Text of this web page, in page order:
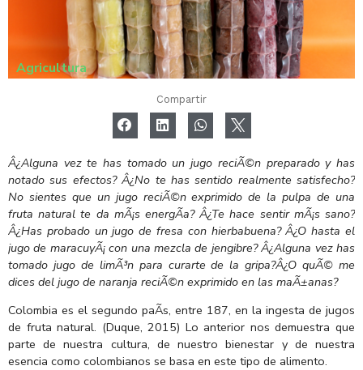
Agricultura
Compartir
Â¿Alguna vez te has tomado un jugo reciÃ©n preparado y has
notado sus efectos? Â¿No te has sentido realmente satisfecho?
No sientes que un jugo reciÃ©n exprimido de la pulpa de una
fruta natural te da mÃ¡s energÃ­a? Â¿Te hace sentir mÃ¡s sano?
Â¿Has probado un jugo de fresa con hierbabuena? Â¿O hasta el
jugo de maracuyÃ¡ con una mezcla de jengibre? Â¿Alguna vez has
tomado jugo de limÃ³n para curarte de la gripa?Â¿O quÃ© me
dices del jugo de naranja reciÃ©n exprimido en las maÃ±anas?
Colombia es el segundo paÃ­s, entre 187, en la ingesta de jugos
de fruta natural. (Duque, 2015) Lo anterior nos demuestra que
parte de nuestra cultura, de nuestro bienestar y de nuestra
esencia como colombianos se basa en este tipo de alimento.